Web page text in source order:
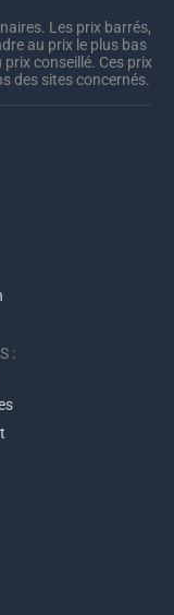
Les prix barrés,
au prix le plus bas
conseillé. Ces prix
des sites concernés.
: